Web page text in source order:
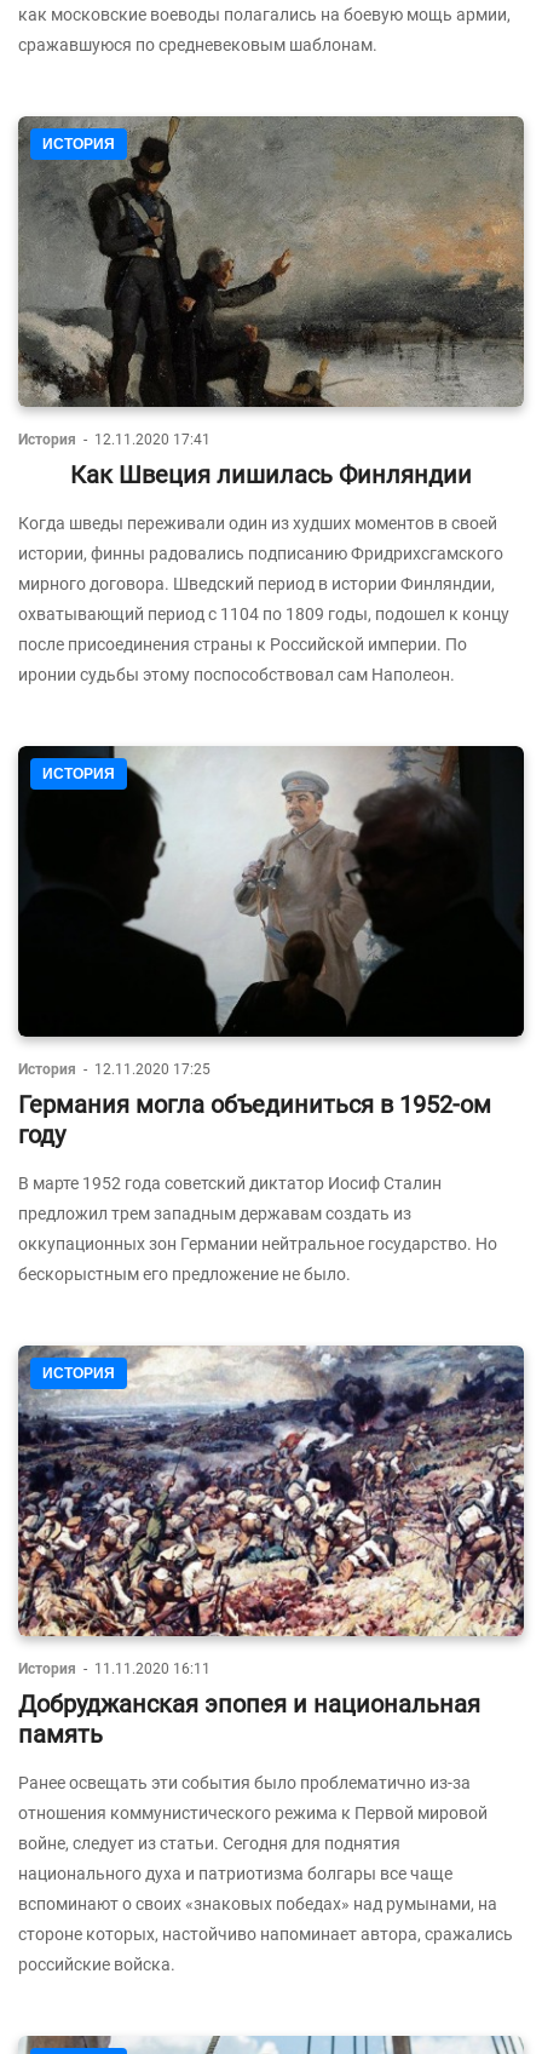
как московские воеводы полагались на боевую мощь армии,
сражавшуюся по средневековым шаблонам.
ИСТОРИЯ
История - 12.11.2020 17:41
Как Швеция лишилась Финляндии
Когда шведы переживали один из худших моментов в своей
истории, финны радовались подписанию Фридрихсгамского
мирного договора. Шведский период в истории Финляндии,
охватывающий период с 1104 по 1809 годы, подошел к концу
после присоединения страны к Российской империи. По
иронии судьбы этому поспособствовал сам Наполеон.
ИСТОРИЯ
История - 12.11.2020 17:25
Германия могла объединиться в 1952-ом
году
В марте 1952 года советский диктатор Иосиф Сталин
предложил трем западным державам создать из
оккупационных зон Германии нейтральное государство. Но
бескорыстным его предложение не было.
ИСТОРИЯ
История - 11.11.2020 16:11
Добруджанская эпопея и национальная
память
Ранее освещать эти события было проблематично из-за
отношения коммунистического режима к Первой мировой
войне, следует из статьи. Сегодня для поднятия
национального духа и патриотизма болгары все чаще
вспоминают о своих «знаковых победах» над румынами, на
стороне которых, настойчиво напоминает автора, сражались
российские войска.